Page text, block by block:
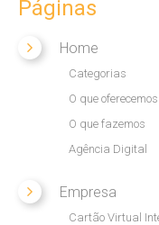
Audiovisual
O que nós
Criação
Marketing
Páginas
Home
Categorias
O que oferecemos
O que fazemos
Agência Digital
Empresa
Cartão Virtual